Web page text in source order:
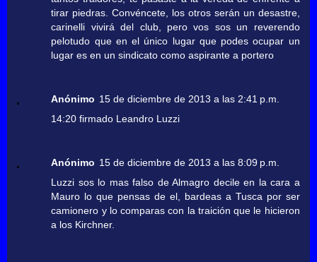
tirar piedras. Convéncete, los otros serán un desastre,
carinelli vivirá del club, pero vos sos un reverendo
pelotudo que en el único lugar que podes ocupar un
lugar es en un sindicato como aspirante a portero
Anónimo 15 de diciembre de 2013 a las 2:41 p.m.
14:20 firmado Leandro Luzzi
Anónimo 15 de diciembre de 2013 a las 8:09 p.m.
Luzzi sos lo mas falso de Almagro decile en la cara a
Mauro lo que pensas de el, bardeas a Tusca por ser
camionero y lo comparas con la traición que le hicieron
a los Kirchner.